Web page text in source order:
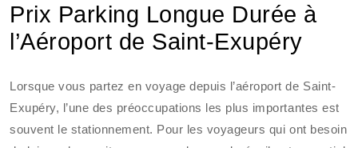
Prix Parking Longue Durée à
l’Aéroport de Saint-Exupéry
Lorsque vous partez en voyage depuis l’aéroport de Saint-
Exupéry, l’une des préoccupations les plus importantes est
souvent le stationnement. Pour les voyageurs qui ont besoin